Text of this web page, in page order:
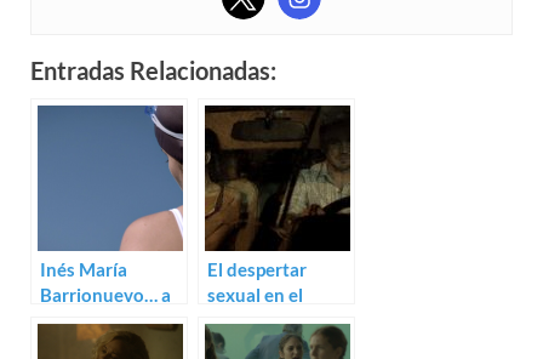
Entradas Relacionadas:
Inés María
Barrionuevo… a
examen
El despertar
sexual en el
trailer de
Atlántida